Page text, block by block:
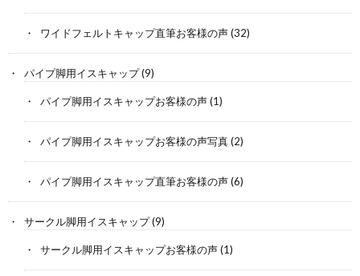
ワイドフェルトキャップ直筆お客様の声(32)
パイプ脚用イスキャップ(9)
パイプ脚用イスキャップお客様の声(1)
パイプ脚用イスキャップお客様の声写真(2)
パイプ脚用イスキャップ直筆お客様の声(6)
サークル脚用イスキャップ(9)
サークル脚用イスキャップお客様の声(1)